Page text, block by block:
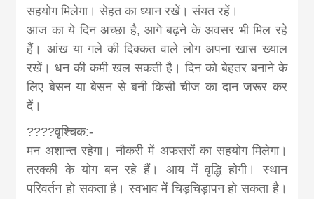
सहयोग मिलेगा। सेहत का ध्यान रखें। संयत रहें।
आज का ये दिन अच्छा है, आगे बढ़ने के अवसर भी मिल रहे
हैं। आंख या गले की दिक्कत वाले लोग अपना खास ख्याल
रखें। धन की कमी खल सकती है। दिन को बेहतर बनाने के
लिए बेसन या बेसन से बनी किसी चीज का दान जरूर कर
दें।
????वृश्चिक:-
मन अशान्त रहेगा। नौकरी में अफसरों का सहयोग मिलेगा।
तरक्की के योग बन रहे हैं। आय में वृद्धि होगी। स्थान
परिवर्तन हो सकता है। स्वभाव में चिड़चिड़ापन हो सकता है।